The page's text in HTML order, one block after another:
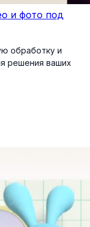
и фото под
обработку и
решения ваших